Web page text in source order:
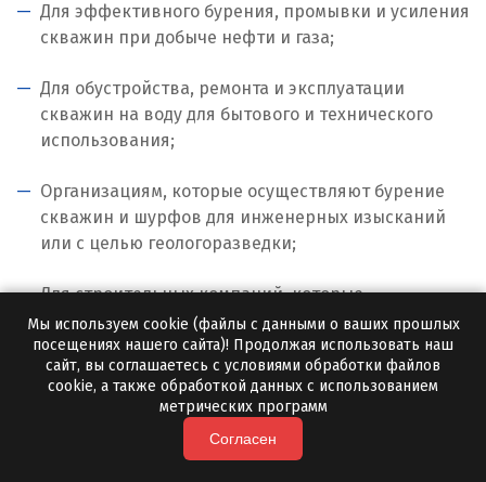
Иваново
Ижевск
Иркутск
Казань
Калининград
Для эффективного бурения, промывки и усиления
скважин при добыче нефти и газа;
Для обустройства, ремонта и эксплуатации
скважин на воду для бытового и технического
использования;
Организациям, которые осуществляют бурение
скважин и шурфов для инженерных изысканий
или с целью геологоразведки;
Для строительных компаний, которые
самостоятельно проводят изыскания и внедряют
технологии забивки свай.
Доступная цена на
Мы используем cookie (файлы с данными о ваших прошлых
посещениях нашего сайта)! Продолжая использовать наш
сайт, вы соглашаетесь с условиями обработки файлов
cookie, а также обработкой данных с использованием
метрических программ
Согласен